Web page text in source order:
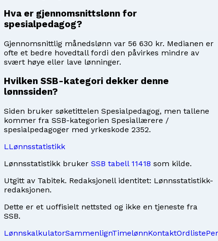
Hva er gjennomsnittslønn for
spesialpedagog?
Gjennomsnittlig månedslønn var 56 630 kr. Medianen er
ofte et bedre hovedtall fordi den påvirkes mindre av
svært høye eller lave lønninger.
Hvilken SSB-kategori dekker denne
lønnssiden?
Siden bruker søketittelen Spesialpedagog, men tallene
kommer fra SSB-kategorien Spesiallærere /
spesialpedagoger med yrkeskode 2352.
LLønnsstatistikk
Lønnsstatistikk bruker SSB tabell 11418 som kilde.
Utgitt av Tabitek. Redaksjonell identitet: Lønnsstatistikk-
redaksjonen.
Dette er et uoffisielt nettsted og ikke en tjeneste fra
SSB.
LønnskalkulatorSammenlignTimelønnKontaktOrdliste